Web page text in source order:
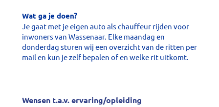
Wat ga je doen?
Je gaat met je eigen auto als chauffeur rijden voor
inwoners van Wassenaar. Elke maandag en
donderdag sturen wij een overzicht van de ritten per
mail en kun je zelf bepalen of en welke rit uitkomt.
Wensen t.a.v. ervaring/opleiding